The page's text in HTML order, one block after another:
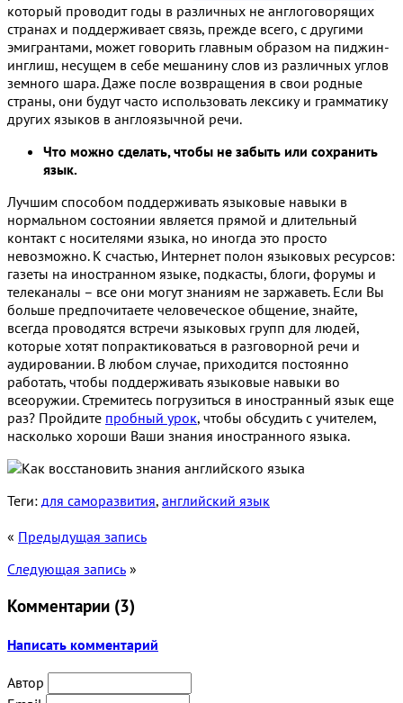
который проводит годы в различных не англоговорящих
странах и поддерживает связь, прежде всего, с другими
эмигрантами, может говорить главным образом на пиджин-
инглиш, несущем в себе мешанину слов из различных углов
земного шара. Даже после возвращения в свои родные
страны, они будут часто использовать лексику и грамматику
других языков в англоязычной речи.
Что можно сделать, чтобы не забыть или сохранить
язык.
Лучшим способом поддерживать языковые навыки в
нормальном состоянии является прямой и длительный
контакт с носителями языка, но иногда это просто
невозможно. К счастью, Интернет полон языковых ресурсов:
газеты на иностранном языке, подкасты, блоги, форумы и
телеканалы – все они могут знаниям не заржаветь. Если Вы
больше предпочитаете человеческое общение, знайте,
всегда проводятся встречи языковых групп для людей,
которые хотят попрактиковаться в разговорной речи и
аудировании. В любом случае, приходится постоянно
работать, чтобы поддерживать языковые навыки во
всеоружии. Стремитесь погрузиться в иностранный язык еще
раз? Пройдите пробный урок, чтобы обсудить с учителем,
насколько хороши Ваши знания иностранного языка.
Теги: для саморазвития, английский язык
« Предыдущая запись
Следующая запись »
Комментарии (3)
Написать комментарий
Автор